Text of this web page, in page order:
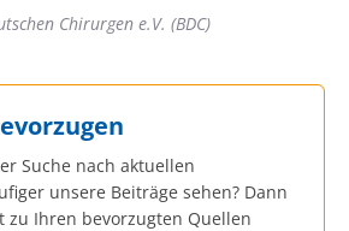
Chirurgen e.V. (BDC)
Suche nach aktuellen
unsere Beiträge sehen? Dann
zu Ihren bevorzugten Quellen